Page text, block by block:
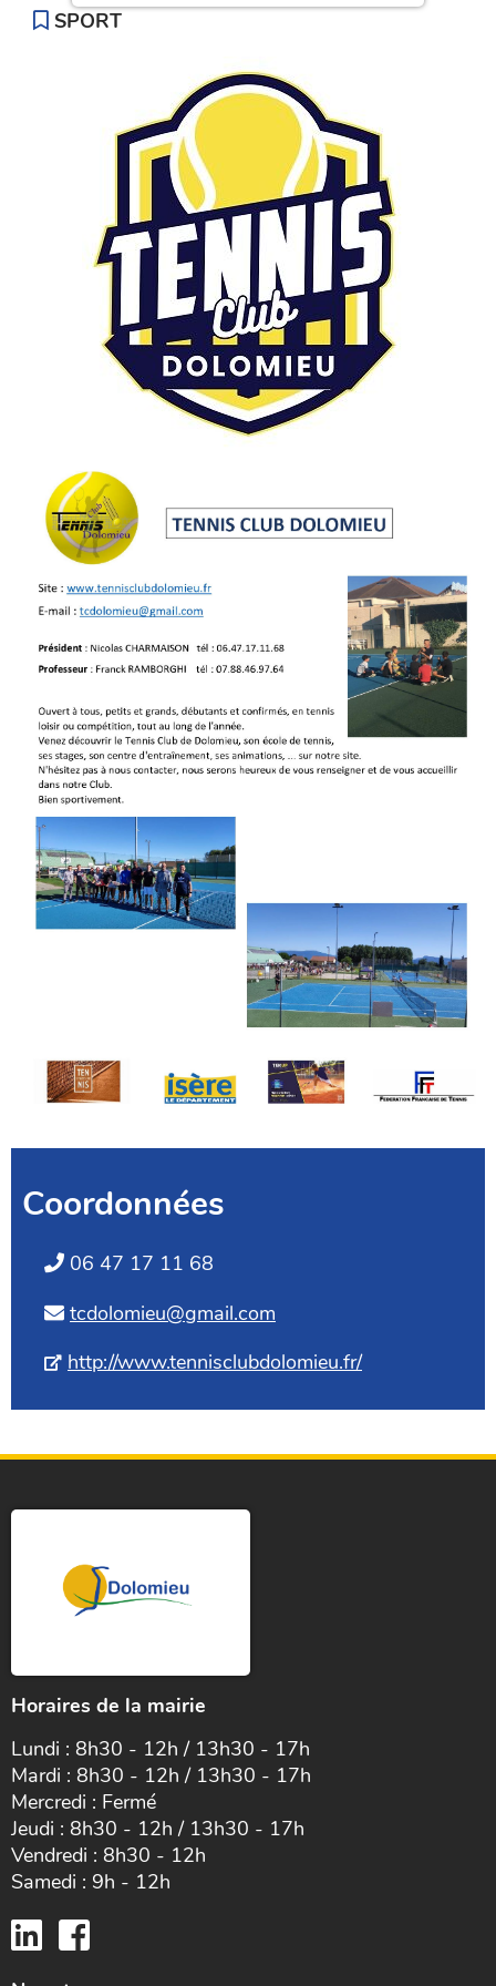
SPORT
Coordonnées
06 47 17 11 68
tcdolomieu@gmail.com
http://www.tennisclubdolomieu.fr/
Horaires de la mairie
Lundi : 8h30 - 12h / 13h30 - 17h
Mardi : 8h30 - 12h / 13h30 - 17h
Mercredi : Fermé
Jeudi : 8h30 - 12h / 13h30 - 17h
Vendredi : 8h30 - 12h
Samedi : 9h - 12h